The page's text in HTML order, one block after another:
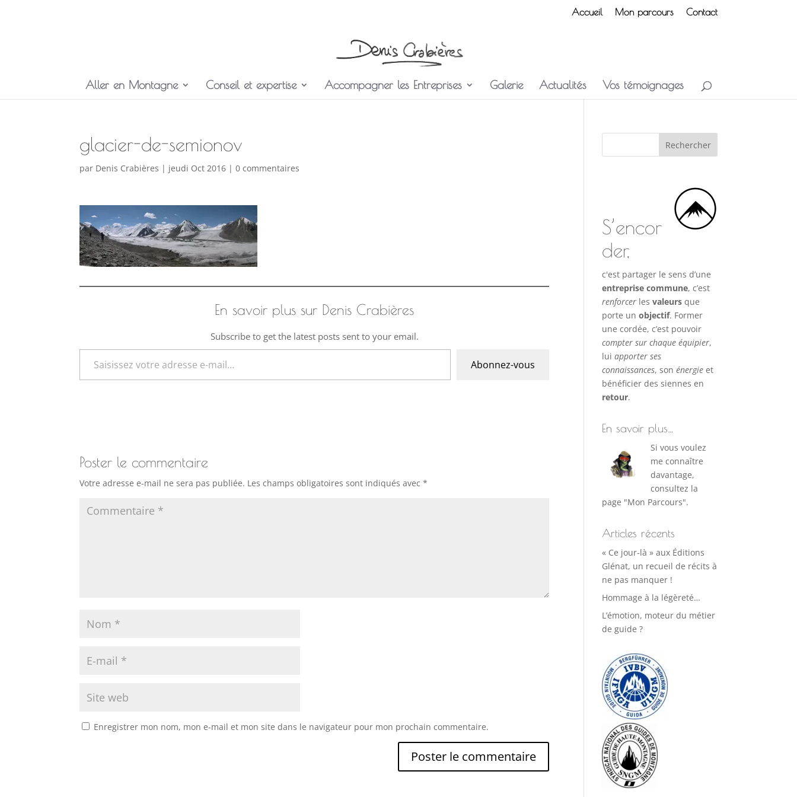
Accueil Mon parcours Contact
Aller en Montagne Conseil et expertise Accompagner les Entreprises Galerie Actualités Vos témoignages
glacier-de-semionov
par Denis Crabières | jeudi Oct 2016 |0 commentaires
En savoir plus sur Denis Crabières
Subscribe to get the latest posts sent to your email.
Saisissez votre adresse e-mail…
Abonnez-vous
Poster le commentaire
Votre adresse e-mail ne sera pas publiée. Les champs obligatoires sont indiqués avec*
Enregistrer mon nom, mon e-mail et mon site dans le navigateur pour mon prochain commentaire.
S’encor
der,
c'est partager le sens d’une
entreprise commune, c’est
renforcer lesvaleurs que
porte unobjectif. Former
une cordée, c’est pouvoir
compter sur chaque équipier,
luiapporter ses
connaissances, sonénergie et
bénéficier des siennes en
retour.
En savoir plus…
Si vous voulez
me connaître
davantage,
consultez la
page "Mon Parcours".
Articles récents
« Ce jour-là » aux Éditions
Glénat, un recueil de récits à
ne pas manquer !
Hommage à la légèreté…
L’émotion, moteur du métier
de guide ?